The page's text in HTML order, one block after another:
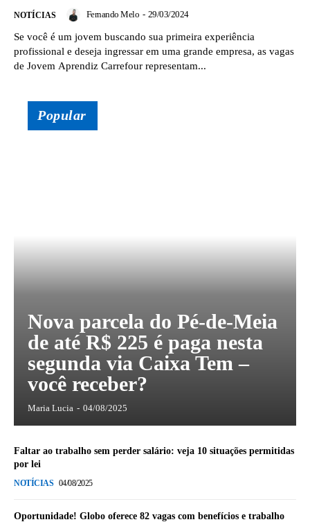
NOTÍCIAS Fernando Melo - 29/03/2024
Se você é um jovem buscando sua primeira experiência
profissional e deseja ingressar em uma grande empresa, as vagas
de Jovem Aprendiz Carrefour representam...
Popular
Nova parcela do Pé-de-Meia
de até R$ 225 é paga nesta
segunda via Caixa Tem –
você receber?
Maria Lucia - 04/08/2025
Faltar ao trabalho sem perder salário: veja 10 situações permitidas
por lei
NOTÍCIAS 04/08/2025
Oportunidade! Globo oferece 82 vagas com benefícios e trabalho